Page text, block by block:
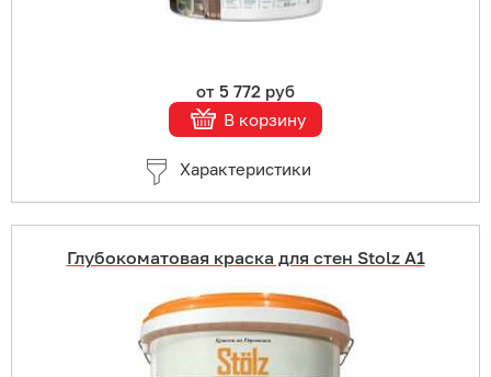
от 5 772 руб
В корзину
Характеристики
Глубокоматовая краска для стен Stolz A1
Купить в 1 клик
В корзину